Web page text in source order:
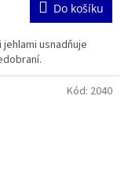
Do košíku
usnadňuje
Kód: 2040